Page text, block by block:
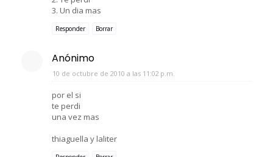
3. Un dia mas
Responder Borrar
Anónimo
10 de octubre de 2010 a las 11:02 p.m.
por el si
te perdi
una vez mas
thiaguella y laliter